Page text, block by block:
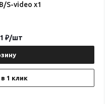
S-video x1
1 клик
₽/шт